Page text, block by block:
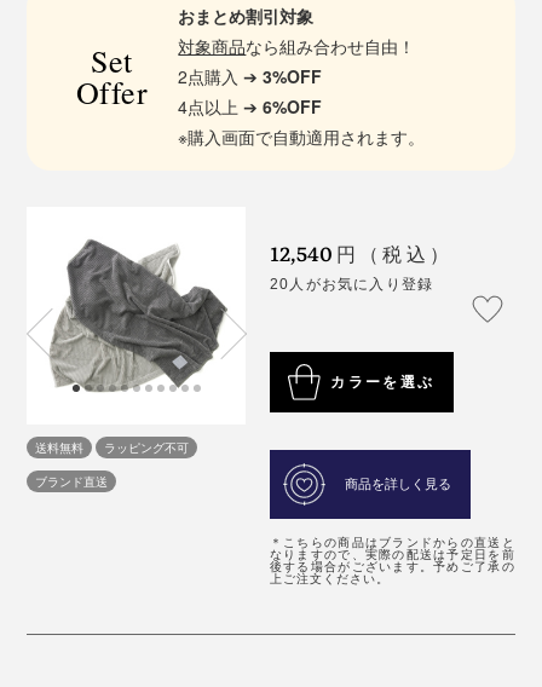
Set
Offer
おまとめ割引対象
対象商品なら組み合わせ自由！
2点購入 ➔3%OFF
4点以上 ➔6%OFF
※購入画面で自動適用されます。
送料無料
ラッピング不可
ブランド直送
12,540 円（税込）
20人がお気に入り登録
カラーを選ぶ
商品を詳しく見る
＊こちらの商品はブランドからの直送と
なりますので、実際の配送は予定日を前
後する場合がございます。予めご了承の
上ご注文ください。